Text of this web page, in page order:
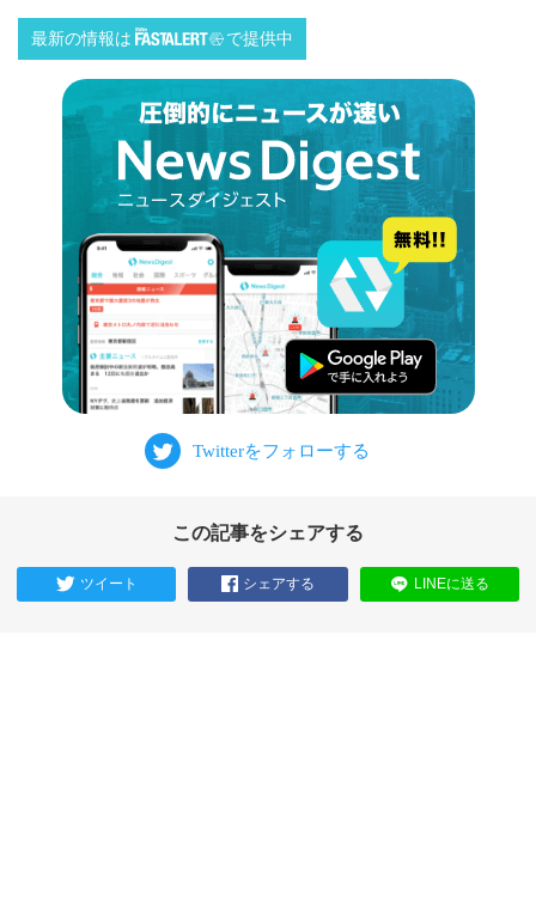
最新の情報は で提供中
この記事をシェアする
ツイート シェアする LINEに送る